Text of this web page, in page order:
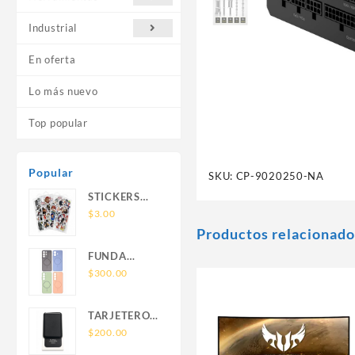
Industrial
En oferta
Lo más nuevo
Top popular
Popular
STICKERS
UNIVERSALES
$3.00
FUNDA
NOVA SAM
SIN SOPORTE
MAGNETICO
$300.00
TARJETERO
SIN SOPORTE
$200.00
SKU: CP-9020250-NA
Productos